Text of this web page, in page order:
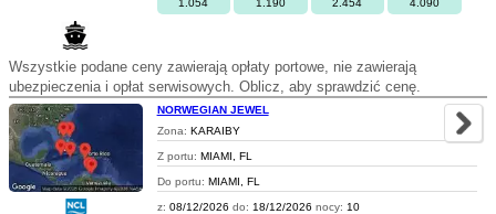
1.054 1.190 2.454 4.090
Wszystkie podane ceny zawierają opłaty portowe, nie zawierają
ubezpieczenia i opłat serwisowych. Oblicz, aby sprawdzić cenę.
NORWEGIAN JEWEL
Zona: KARAIBY
Z portu: MIAMI, FL
Do portu: MIAMI, FL
z: 08/12/2026 do: 18/12/2026 nocy: 10